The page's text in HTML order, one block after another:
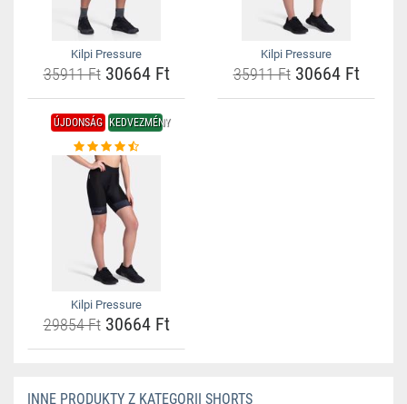
Kilpi Pressure
35911 Ft30664 Ft
Kilpi Pressure
35911 Ft30664 Ft
ÚJDONSÁG KEDVEZMÉNY
Kilpi Pressure
29854 Ft30664 Ft
INNE PRODUKTY Z KATEGORII SHORTS